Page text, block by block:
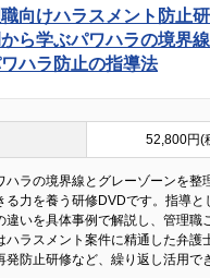
職向けハラスメント防止
ら学ぶパワハラの境界
ハラ防止の指導法
52,800円(
ハラの境界線とグレーゾーンを整
る力を養う研修DVDです。指導と
違いを具体事例で解説し、管理職
ハラスメント案件に精通した弁護
発防止研修など、繰り返し活用で